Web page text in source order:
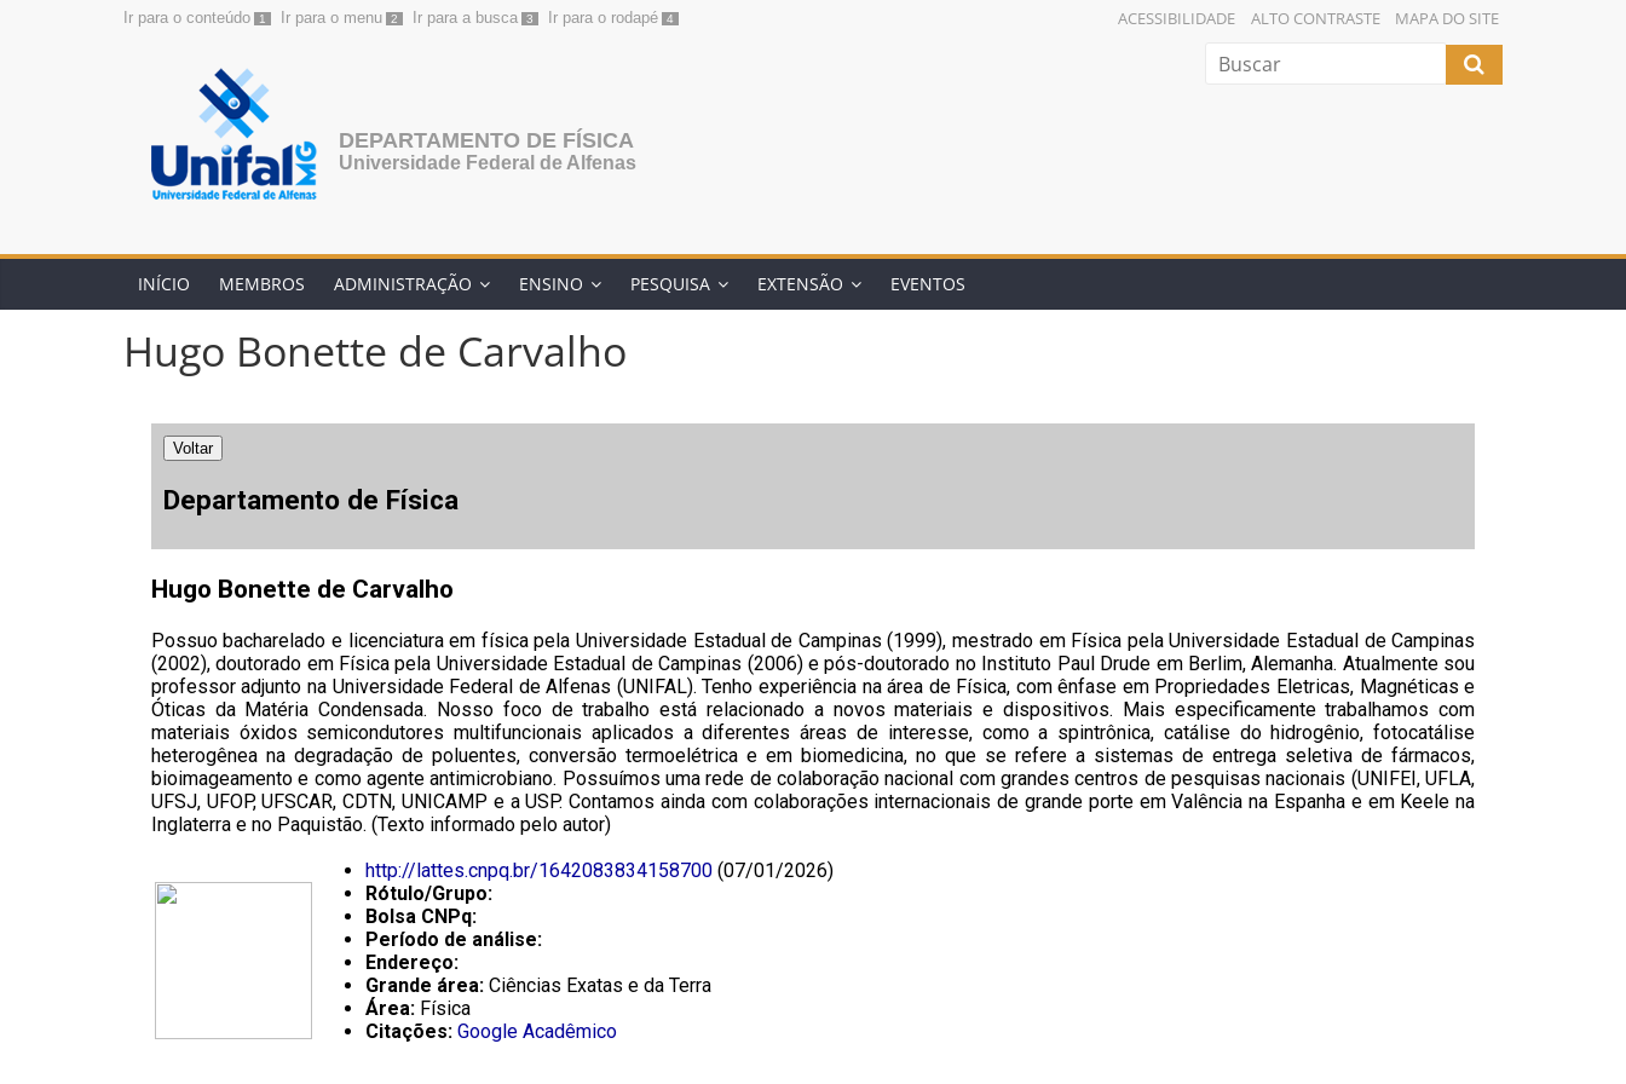
Ir para o conteúdo 1 Ir para o menu 2 Ir para a busca 3 Ir para o rodapé 4 ACESSIBILIDADE ALTO CONTRASTE MAPA DO SITE
DEPARTAMENTO DE FÍSICA
Universidade Federal de Alfenas
INÍCIO MEMBROS ADMINISTRAÇÃO ENSINO PESQUISA EXTENSÃO EVENTOS
Hugo Bonette de Carvalho